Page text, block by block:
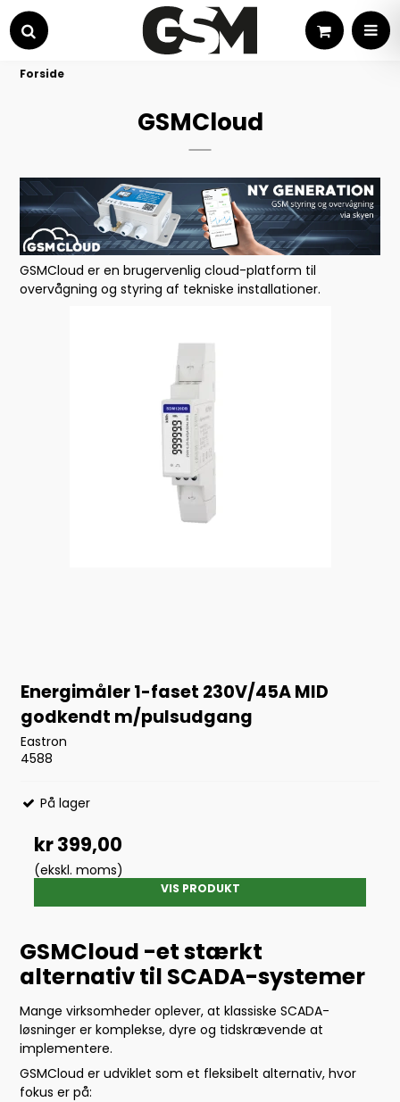
Søg
Kurv
Forside
GSMCloud
GSMCloud er en brugervenlig cloud-platform til
overvågning og styring af tekniske installationer.
Energimåler 1-faset 230V/45A MID
godkendt m/pulsudgang
Eastron
4588
På lager
kr 399,00
(ekskl. moms)
VIS PRODUKT
GSMCloud -et stærkt
alternativ til SCADA-systemer
Mange virksomheder oplever, at klassiske SCADA-
løsninger er komplekse, dyre og tidskrævende at
implementere.
GSMCloud er udviklet som et fleksibelt alternativ, hvor
fokus er på: